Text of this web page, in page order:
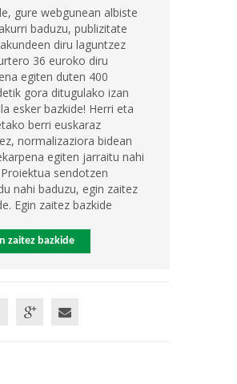
gure webgunean albiste
baduzu, publizitate
diru laguntzez
36 euroko diru
egiten duten 400
gora ditugulako izan
esker bazkide! Herri eta
berri euskaraz
normalizaziora bidean
egiten jarraitu nahi
sendotzen
nahi baduzu, egin zaitez
Egin zaitez bazkide
zaitez bazkide